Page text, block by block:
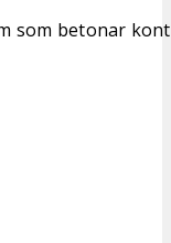
som betonar